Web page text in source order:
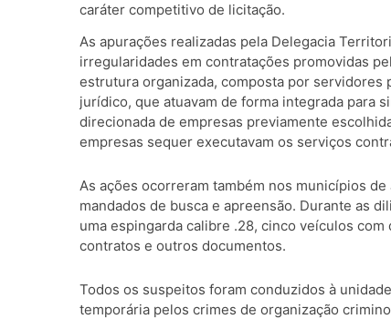
caráter competitivo de licitação.
As apurações realizadas pela Delegacia
irregularidades em contratações promovidas
estrutura organizada, composta por
jurídico, que atuavam de forma integrada para
direcionada de empresas previamente
empresas sequer executavam os serviços
As ações ocorreram também nos municípios
mandados de busca e apreensão. Durante as
uma espingarda calibre .28, cinco veículos
contratos e outros documentos.
Todos os suspeitos foram conduzidos à
temporária pelos crimes de organização